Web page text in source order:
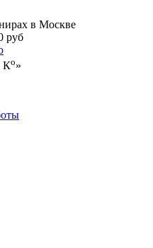
в Москве
руб
Ко»